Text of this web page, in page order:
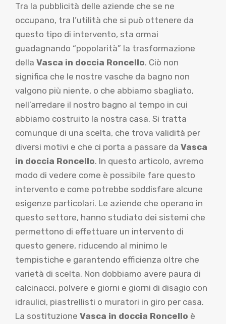
Tra la pubblicità delle aziende che se ne
occupano, tra l’utilità che si può ottenere da
questo tipo di intervento, sta ormai
guadagnando “popolarità” la trasformazione
della Vasca in doccia Roncello. Ciò non
significa che le nostre vasche da bagno non
valgono più niente, o che abbiamo sbagliato,
nell’arredare il nostro bagno al tempo in cui
abbiamo costruito la nostra casa. Si tratta
comunque di una scelta, che trova validità per
diversi motivi e che ci porta a passare da Vasca
in doccia Roncello. In questo articolo, avremo
modo di vedere come è possibile fare questo
intervento e come potrebbe soddisfare alcune
esigenze particolari. Le aziende che operano in
questo settore, hanno studiato dei sistemi che
permettono di effettuare un intervento di
questo genere, riducendo al minimo le
tempistiche e garantendo efficienza oltre che
varietà di scelta. Non dobbiamo avere paura di
calcinacci, polvere e giorni e giorni di disagio con
idraulici, piastrellisti o muratori in giro per casa.
La sostituzione Vasca in doccia Roncello è